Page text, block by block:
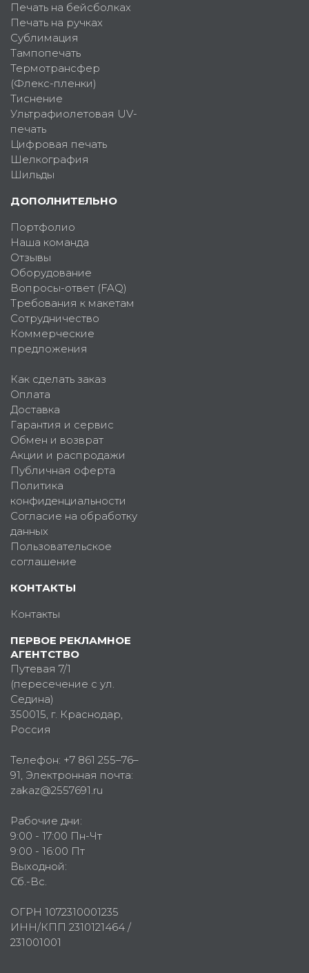
Печать на бейсболках
Печать на ручках
Сублимация
Тампопечать
Термотрансфер
(Флекс-пленки)
Тиснение
Ультрафиолетовая UV-
печать
Цифровая печать
Шелкография
Шильды
ДОПОЛНИТЕЛЬНО
Портфолио
Наша команда
Отзывы
Оборудование
Вопросы-ответ (FAQ)
Требования к макетам
Сотрудничество
Коммерческие
предложения
Как сделать заказ
Оплата
Доставка
Гарантия и сервис
Обмен и возврат
Акции и распродажи
Публичная оферта
Политика
конфиденциальности
Согласие на обработку
данных
Пользовательское
соглашение
КОНТАКТЫ
Контакты
ПЕРВОЕ РЕКЛАМНОЕ
АГЕНТСТВО
Путевая 7/1
(пересечение с ул.
Седина)
350015, г. Краснодар,
Россия
Телефон: +7 861 255–76–
91, Электронная почта:
zakaz@2557691.ru
Рабочие дни:
9:00 - 17:00 Пн-Чт
9:00 - 16:00 Пт
Выходной:
Сб.-Вс.
ОГРН 1072310001235
ИНН/КПП 2310121464 /
231001001